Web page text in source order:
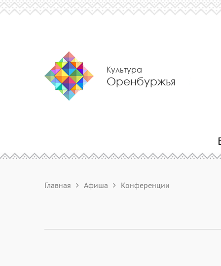
Культура
Оренбуржья
Главная Афиша Конференции